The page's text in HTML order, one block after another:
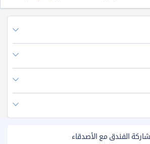
الفندق مع الأصدقاء